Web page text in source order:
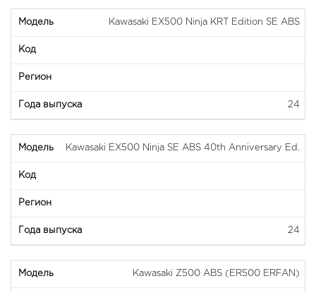
Kawasaki EX500 Ninja KRT Edition SE ABS
24
Kawasaki EX500 Ninja SE ABS 40th Anniversary Ed.
24
Kawasaki Z500 ABS (ER500 ERFAN)